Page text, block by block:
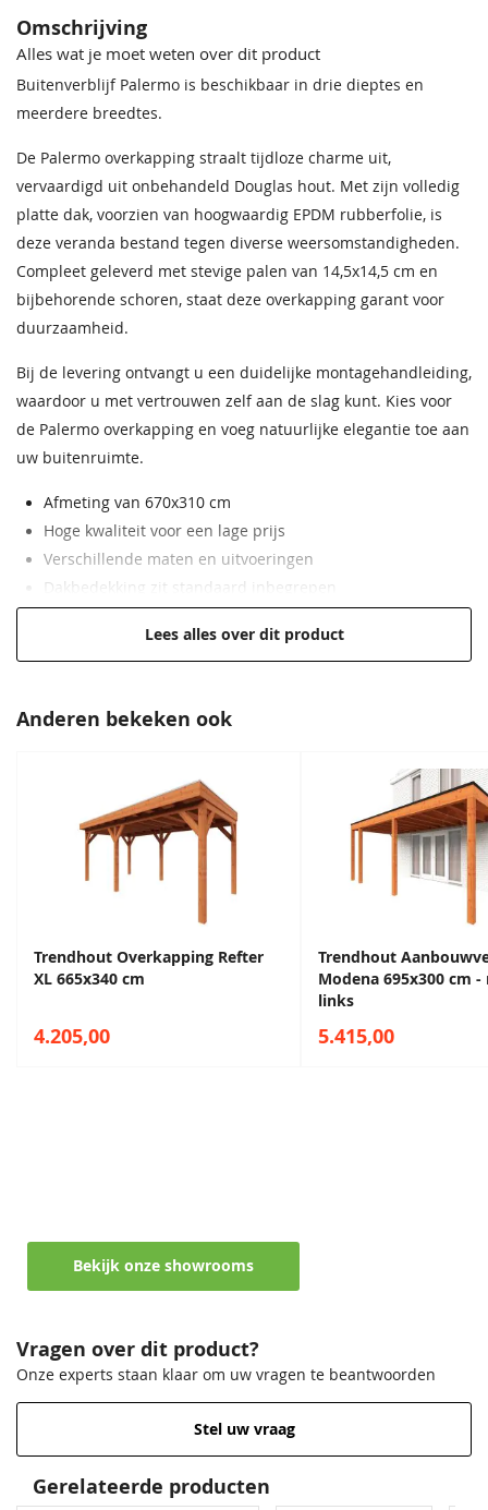
Behandeling Materiaal
Bevestigingsmaterialen Inclusief
Diepte 310 cm
Nokhoogte
Afmeting robuuste
staanders
14,5x14,5 cm
Daktype Plat dak
Schoren
Dakbeschot Vellingdelen 1,8x14,5 cm
Extra informatie
Inclusief PVC
hemelwaterafvoer
EAN code 8720246406214
Omschrijving
Alles wat je moet weten over dit product
Buitenverblijf Palermo is beschikbaar in drie dieptes en
meerdere breedtes.
De Palermo overkapping straalt tijdloze charme uit,
vervaardigd uit onbehandeld Douglas hout. Met zijn volledig
platte dak, voorzien van hoogwaardig EPDM rubberfolie, is
deze veranda bestand tegen diverse weersomstandigheden.
Compleet geleverd met stevige palen van 14,5x14,5 cm en
bijbehorende schoren, staat deze overkapping garant voor
duurzaamheid.
Bij de levering ontvangt u een duidelijke montagehandleiding,
waardoor u met vertrouwen zelf aan de slag kunt. Kies voor
de Palermo overkapping en voeg natuurlijke elegantie toe aan
uw buitenruimte.
Afmeting van 670x310 cm
Hoge kwaliteit voor een lage prijs
Verschillende maten en uitvoeringen
Dakbedekking zit standaard inbegrepen
Lees alles over dit product
Anderen bekeken ook
Trendhout Overkapping Refter
XL 665x340 cm
4.205,00
Trendhout
Modena 695x300 cm
links
5.415,00
Bekijk onze showrooms
Vragen over dit product?
Onze experts staan klaar om uw vragen te beantwoorden
Stel uw vraag
Gerelateerde producten